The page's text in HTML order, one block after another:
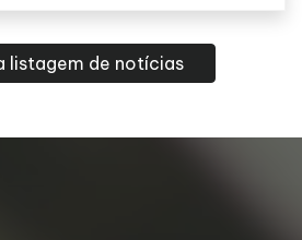
listagem de notícias